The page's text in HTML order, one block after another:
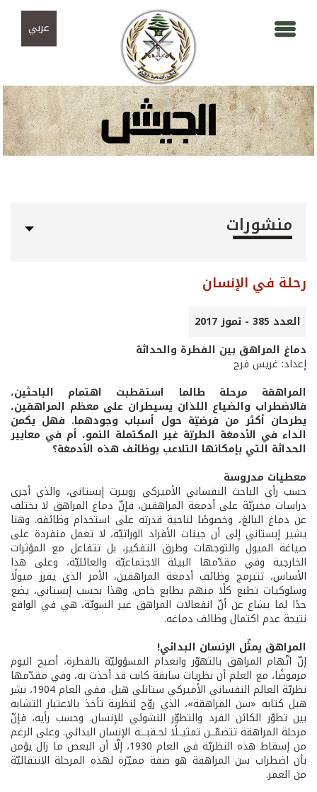
عربي
منشورات
رحلة في الإنسان
العدد 385 - تموز 2017
دماغ المراهق بين الفطرة والحداثة
إعداد: غريس فرح
المراهقة مرحلة طالما استقطبت اهتمام الباحثين،
فالاضطراب والضياع اللذان يسيطران على معظم المراهقين،
يطرحان أكثر من فرضيّة حول أسباب وجودهما. فهل يكمن
الداء في الأدمغة الطريّة غير المكتملة النمو، أم في معايير
الحداثة التي بإمكانها التلاعب بوظائف هذه الأدمغة؟
معطيات مدروسة
حسب رأي الباحث النفساني الأميركي روبيرت إبستاني، والذي أجرى
دراسات مخبريّة على أدمغة المراهقين، فإنّ دماغ المراهق لا يختلف
عن دماغ البالغ، وخصوصًا لناحية قدرته على استخدام وظائفه. وهنا
يشير إبستاني إلى أن جينات الأفراد الوراثيّة، لا تعمل منفردة على
صياغة الميول والتوجهات وطرق التفكير، بل تتفاعل مع المؤثرات
الخارجية وفي مقدّمها البيئة الاجتماعيّة والعائليّة، وعلى هذا
الأساس، تتبرمج وظائف أدمغة المراهقين، الأمر الذي يفرز ميولًا
وسلوكيات تطبع كلًا منهم بطابع خاص. وهذا بحسب إبستاني، يضع
حدًا لما يشاع عن أنّ انفعالات المراهق غير السويّة، هي في الواقع
نتيجة عدم اكتمال وظائف دماغه.
المراهق يمثّل الإنسان البدائي!
إنّ اتّهام المراهق بالتهوّر وانعدام المسؤوليّة بالفطرة، أصبح اليوم
مرفوضًا، مع العلم أن نظريات سابقة كانت قد أخذت به، وفي مقدّمها
نظريّة العالم النفساني الأميركي ستانلي هيل. ففي العام 1904، نشر
هيل كتابه «سن المراهقة»، الذي روّج لنظرية تأخذ بالاعتبار التشابه
بين تطوّر الكائن الفرد والتطوّر النشوئي للإنسان. وحسب رأيه، فإنّ
مرحلة المراهقة تتضمّــن تمثيــلًا لحـقبـــة الإنسان البدائي. وعلى الرغم
من إسقاط هذه النظريّة في العام 1930، إلّا أن البعض ما زال يؤمن
بأن اضطراب سن المراهقة هو صفة مميّزة لهذه المرحلة الانتقاليّة
من العمر.